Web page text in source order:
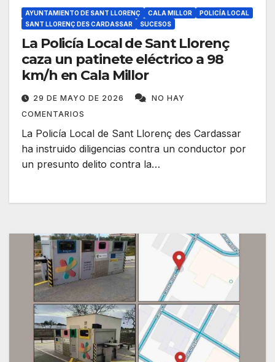
AYUNTAMIENTO DE SANT LLORENÇ CALA MILLOR
POLICÍA LOCAL
SANT LLORENÇ DES CARDASSAR
SUCESOS
La Policía Local de Sant Llorenç
caza un patinete eléctrico a 98
km/h en Cala Millor
29 DE MAYO DE 2026
NO HAY
COMENTARIOS
La Policía Local de Sant Llorenç des Cardassar
ha instruido diligencias contra un conductor por
un presunto delito contra la…